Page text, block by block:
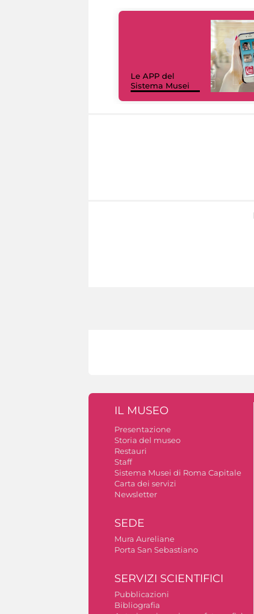
Le APP del
Sistema Musei
IL MUSEO
Presentazione
Storia del museo
Restauri
Staff
Sistema Musei di Roma Capitale
Carta dei servizi
Newsletter
SEDE
Mura Aureliane
Porta San Sebastiano
SERVIZI SCIENTIFICI
Pubblicazioni
Bibliografia